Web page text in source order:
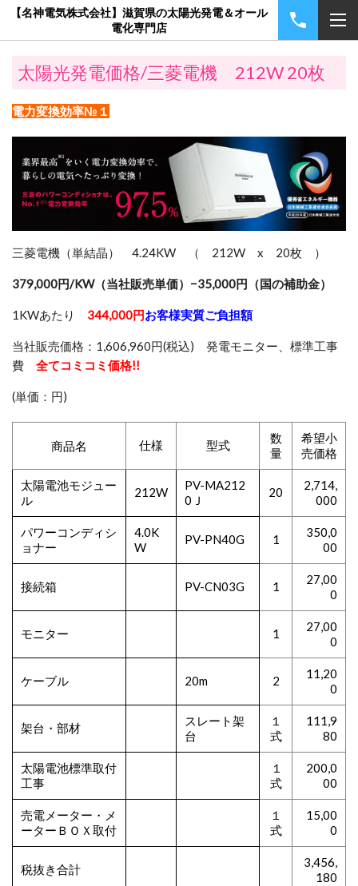
【名神電気株式会社】滋賀県の太陽光発電＆オール
電化専門店
太陽光発電価格/三菱電機 212W 20枚
電力変換効率№１
三菱電機（単結晶） 4.24KW （ 212W x 20枚 ）
379,000円/KW（当社販売単価）−35,000円（国の補助金）
1KWあたり 344,000円お客様実質ご負担額
当社販売価格：1,606,960円(税込) 発電モニター、標準工事
費 全てコミコミ価格!!
(単価：円)
商品名 仕様 型式
数
量
希望小
売価格
太陽電池モジュー
ル
212W
PV-MA212
0Ｊ
20
2,714,
000
パワーコンディシ
ョナー
4.0K
W
PV-PN40G 1
350,0
00
接続箱 PV-CN03G 1
27,00
0
モニター 1
27,00
0
ケーブル 20m 2
11,20
0
架台・部材
スレート架
台
１
式
111,9
80
太陽電池標準取付
工事
１
式
200,0
00
売電メーター・メ
ーターＢＯＸ取付
１
式
15,00
0
税抜き合計
3,456,
180